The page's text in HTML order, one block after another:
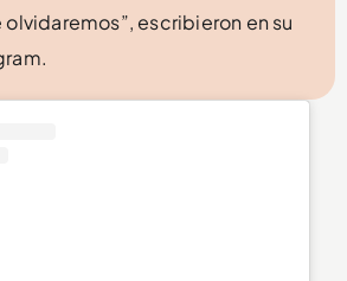
escribieron en su